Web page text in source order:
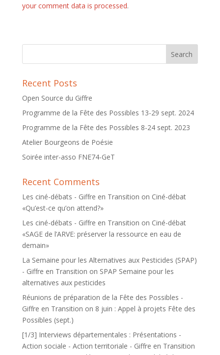
your comment data is processed.
Recent Posts
Open Source du Giffre
Programme de la Fête des Possibles 13-29 sept. 2024
Programme de la Fête des Possibles 8-24 sept. 2023
Atelier Bourgeons de Poésie
Soirée inter-asso FNE74-GeT
Recent Comments
Les ciné-débats - Giffre en Transition on Ciné-débat
«Qu’est-ce qu’on attend?»
Les ciné-débats - Giffre en Transition on Ciné-débat
«SAGE de l’ARVE: préserver la ressource en eau de
demain»
La Semaine pour les Alternatives aux Pesticides (SPAP)
- Giffre en Transition on SPAP Semaine pour les
alternatives aux pesticides
Réunions de préparation de la Fête des Possibles -
Giffre en Transition on 8 juin : Appel à projets Fête des
Possibles (sept.)
[1/3] Interviews départementales : Présentations -
Action sociale - Action territoriale - Giffre en Transition